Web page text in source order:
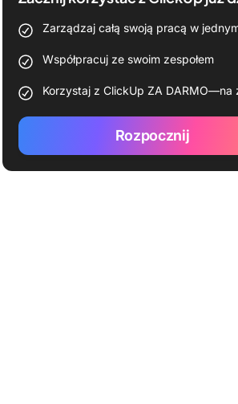
Zarządzaj całą swoją pracą w
Współpracuj ze swoim zespołem
Korzystaj z ClickUp ZA DARMO—na
Rozpocznij